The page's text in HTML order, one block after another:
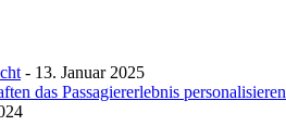
- 13. Januar 2025
das Passagiererlebnis personalisieren